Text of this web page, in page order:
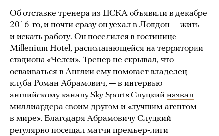
Об отставке тренера из ЦСКА объявили в декабре
2016-го, и почти сразу он уехал в Лондон — жить
и искать работу. Он поселился в гостинице
Millenium Hotel, располагающейся на территории
стадиона «Челси». Тренер не скрывал, что
осваиваться в Англии ему помогает владелец
клуба Роман Абрамович, — в интервью
английскому каналу Sky Sports Слуцкий назвал
миллиардера своим другом и «лучшим агентом
в мире». Благодаря Абрамовичу Слуцкий
регулярно посещал матчи премьер-лиги